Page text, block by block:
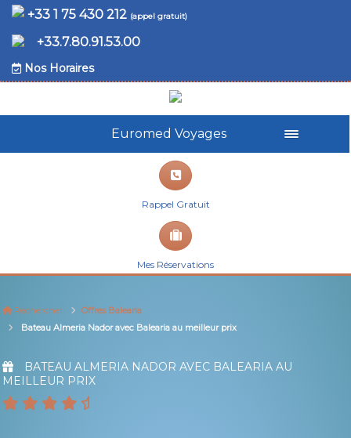
+33 1 75 430 212 (appel gratuit)
+33.7.80.91.53.00
Nos Horaires
Euromed Voyages
Rappel Gratuit
Mes Réservations
Rechercher
Offres Balearia
Bateau Almeria Nador avec Balearia au meilleur prix
BATEAU ALMERIA NADOR AVEC BALEARIA AU
MEILLEUR PRIX